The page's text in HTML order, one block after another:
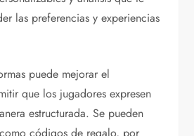
las preferencias y experiencias
puede mejorar el
que los jugadores expresen
estructurada. Se pueden
códigos de regalo, por